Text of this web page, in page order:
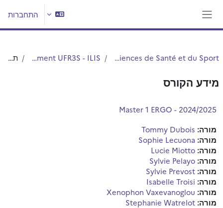
התחברות
UFR3S - Sciences de Santé et du Sport
Département UFR3S - ILIS תקציר
מידע הקורס
Master 1 ERGO - 2024/2025
מורה: Tommy Dubois
מורה: Sophie Lecuona
מורה: Lucie Miotto
מורה: Sylvie Pelayo
מורה: Sylvie Prevost
מורה: Isabelle Troisi
מורה: Xenophon Vaxevanoglou
מורה: Stephanie Watrelot